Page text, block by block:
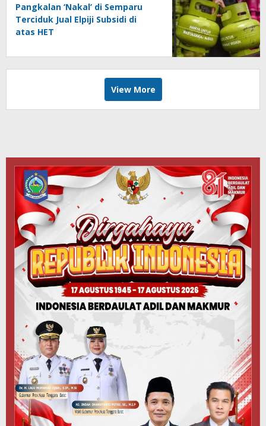
Pangkalan ‘Nakal’ di Semparu
Terciduk Jual Elpiji Subsidi di
atas HET
View More